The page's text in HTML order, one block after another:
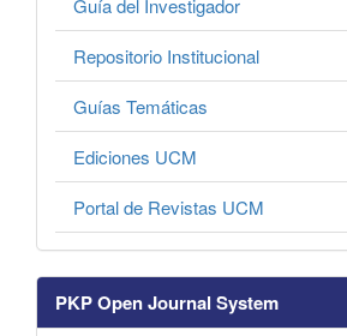
Repositorio Institucional
Guías Temáticas
Ediciones UCM
Portal de Revistas UCM
PKP Open Journal System